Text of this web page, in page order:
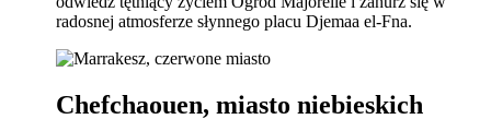
radosnej atmosferze słynnego placu Djemaa el-Fna.
Chefchaouen, miasto niebieskich